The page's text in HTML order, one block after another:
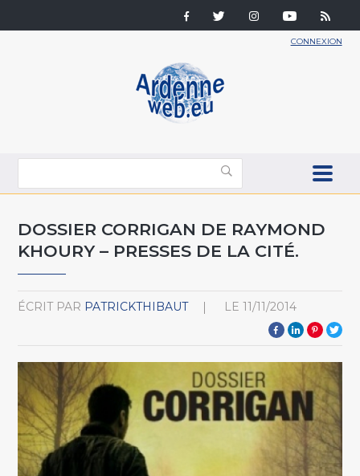
CONNEXION
DOSSIER CORRIGAN DE RAYMOND
KHOURY – PRESSES DE LA CITÉ.
ÉCRIT PAR PATRICKTHIBAUT LE 11/11/2014